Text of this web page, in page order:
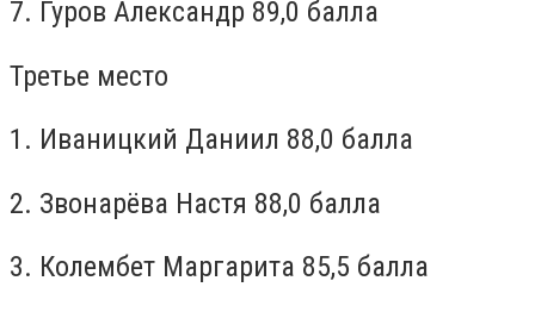
7. Гуров Александр 89,0 балла
Третье место
1. Иваницкий Даниил 88,0 балла
2. Звонарёва Настя 88,0 балла
3. Колембет Маргарита 85,5 балла